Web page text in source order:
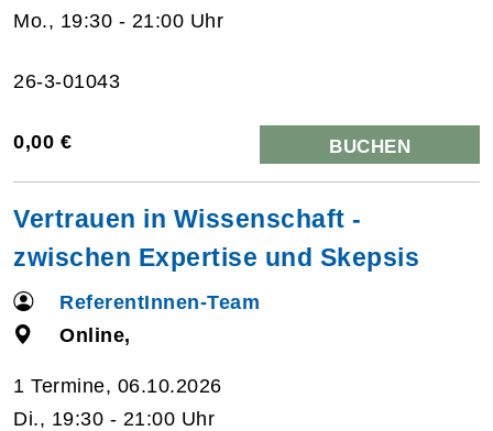
Mo., 19:30 - 21:00 Uhr
26-3-01043
0,00 € BUCHEN
Vertrauen in Wissenschaft -
zwischen Expertise und Skepsis
ReferentInnen-Team
Online,
1 Termine, 06.10.2026
Di., 19:30 - 21:00 Uhr